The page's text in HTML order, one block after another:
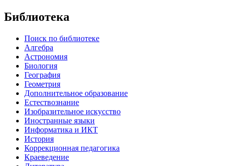
Библиотека
Поиск по библиотеке
Алгебра
Астрономия
Биология
География
Геометрия
Дополнительное образование
Естествознание
Изобразительное искусство
Иностранные языки
Информатика и ИКТ
История
Коррекционная педагогика
Краеведение